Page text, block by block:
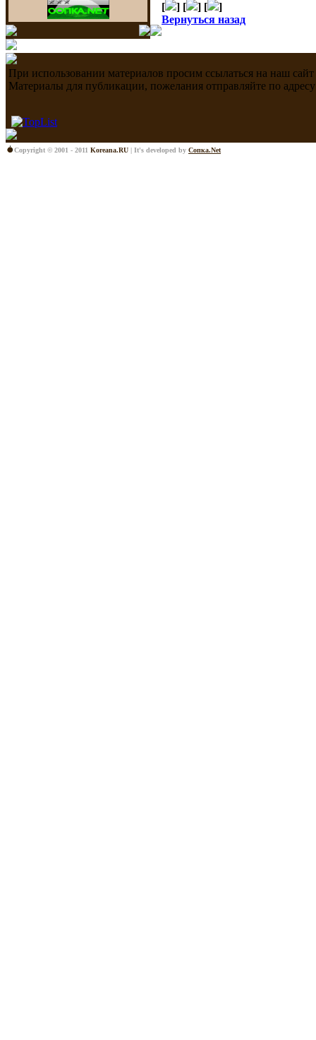
[ ] [ ] [
]
Вернуться назад
При использовании материалов просим ссылаться на наш
Материалы для публикации, пожелания отправляйте по
Copyright © 2001 - 2011 Koreana.RU | It's developed by Сопка.Net